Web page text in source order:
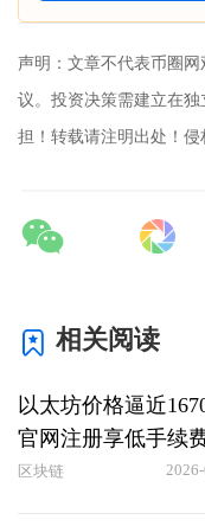
声明：文章不代表币圈
议。投资决策需建立在
担！转载请注明出处！侵
相关阅读
以太坊价格逼近
官网注册享低手续
区块链